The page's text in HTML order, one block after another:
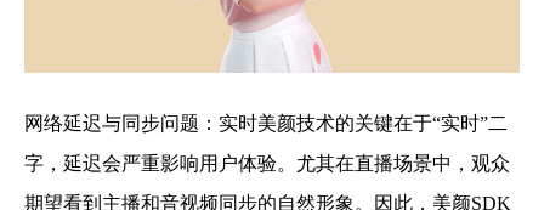
网络延迟与同步问题：实时美颜技术的关键在于“实时”二
字，延迟会严重影响用户体验。尤其在直播场景中，观众
期望看到主播和音视频同步的自然形象。因此，美颜SDK